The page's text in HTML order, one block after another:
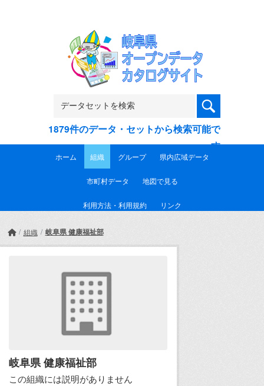
1879件のデータ・セットから検索可能で
す
ホーム 組織 グループ 県内広域データ
市町村データ 地図で見る
利用方法・利用規約 リンク
組織 岐阜県 健康福祉部
岐阜県 健康福祉部
この組織には説明がありません